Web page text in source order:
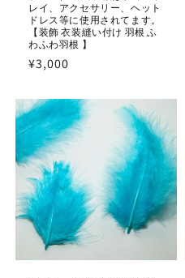
レイ、アクセサリー、ヘット
ドレス等に使用されてます。
【装飾 衣装縫い付け 羽根 ふ
わふわ羽根 】
通
価
格
¥3,000